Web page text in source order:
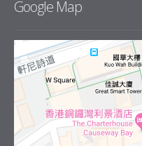
7:00 pm - 10:00 pm
Google Map